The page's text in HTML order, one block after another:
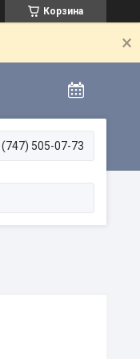
Корзина
(747) 505-07-73